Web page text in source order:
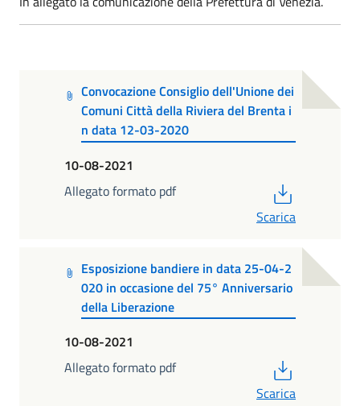
Convocazione Consiglio dell'Unione dei
Comuni Città della Riviera del Brenta i
n data 12-03-2020
10-08-2021
Allegato formato pdf
Scarica
Esposizione bandiere in data 25-04-2
020 in occasione del 75° Anniversario
della Liberazione
10-08-2021
Allegato formato pdf
Scarica